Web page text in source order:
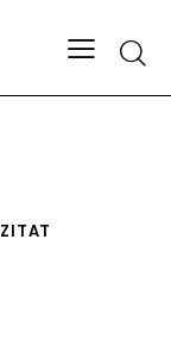
ZITAT